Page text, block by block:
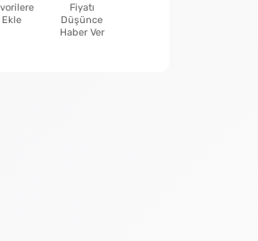
Ekle
Fiyatı
Düşünce
Haber Ver